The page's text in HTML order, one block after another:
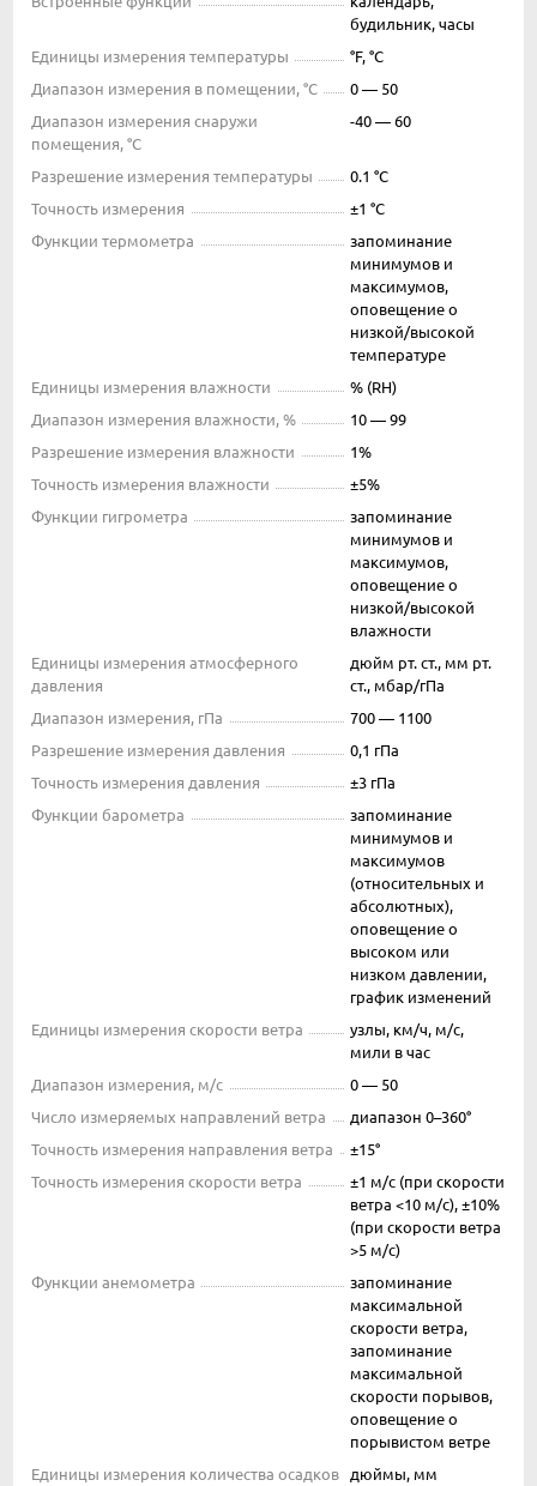
будильник, часы
Единицы измерения температуры
°F, °C
Диапазон измерения в помещении, °C
0 — 50
Диапазон измерения снаружи
помещения, °C
-40 — 60
Разрешение измерения температуры
0.1 °C
Точность измерения
±1 °C
Функции термометра
запоминание
минимумов и
максимумов,
оповещение о
низкой/высокой
температуре
Единицы измерения влажности
% (RH)
Диапазон измерения влажности, %
10 — 99
Разрешение измерения влажности
1%
Точность измерения влажности
±5%
Функции гигрометра
запоминание
минимумов и
максимумов,
оповещение о
низкой/высокой
влажности
Единицы измерения атмосферного
давления
дюйм рт. ст., мм рт.
ст., мбар/гПа
Диапазон измерения, гПа
700 — 1100
Разрешение измерения давления
0,1 гПа
Точность измерения давления
±3 гПа
Функции барометра
запоминание
минимумов и
максимумов
(относительных и
абсолютных),
оповещение о
высоком или
низком давлении,
график изменений
Единицы измерения скорости ветра
узлы, км/ч, м/с,
мили в час
Диапазон измерения, м/с
0 — 50
Число измеряемых направлений ветра
диапазон 0–360°
Точность измерения направления ветра
±15°
Точность измерения скорости ветра
±1 м/с (при скорости
ветра <10 м/с), ±10%
(при скорости ветра
>5 м/с)
Функции анемометра
запоминание
максимальной
скорости ветра,
запоминание
максимальной
скорости порывов,
оповещение о
порывистом ветре
Единицы измерения количества осадков дюймы, мм